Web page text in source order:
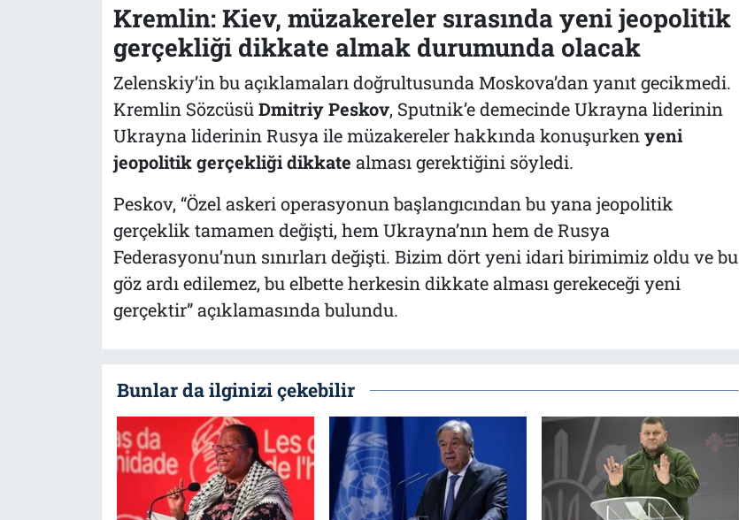
Kremlin: Kiev, müzakereler sırasında yeni jeopolitik
gerçekliği dikkate almak durumunda olacak
Zelenskiy’in bu açıklamaları doğrultusunda Moskova’dan yanıt gecikmedi.
Kremlin SözcüsüDmitriy Peskov, Sputnik’e demecinde Ukrayna liderinin
Ukrayna liderinin Rusya ile müzakereler hakkında konuşurkenyeni
jeopolitik gerçekliği dikkate alması gerektiğini söyledi.
Peskov, “Özel askeri operasyonun başlangıcından bu yana jeopolitik
gerçeklik tamamen değişti, hem Ukrayna’nın hem de Rusya
Federasyonu’nun sınırları değişti. Bizim dört yeni idari birimimiz oldu ve bu
göz ardı edilemez, bu elbette herkesin dikkate alması gerekeceği yeni
gerçektir” açıklamasında bulundu.
Bunlar da ilginizi çekebilir